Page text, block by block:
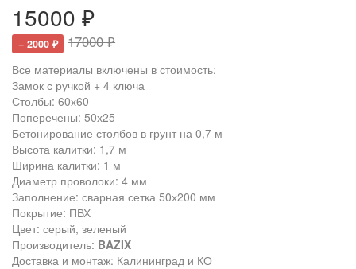
15000 ₽
− 2000 ₽ 17000 ₽
Все материалы включены в стоимость:
Замок с ручкой + 4 ключа
Столбы: 60х60
Поперечены: 50х25
Бетонирование столбов в грунт на 0,7 м
Высота калитки: 1,7 м
Ширина калитки: 1 м
Диаметр проволоки: 4 мм
Заполнение: сварная сетка 50х200 мм
Покрытие: ПВХ
Цвет: серый, зеленый
Производитель: BAZIX
Доставка и монтаж: Калининград и КО